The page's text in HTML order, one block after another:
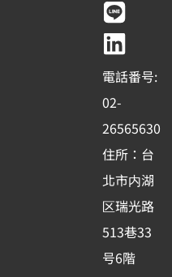
e
b
o
o
k
-
s
q
u
a
r
t
u
b
e
e
k
e
d
i
n
電話番号:
02-
26565630
住所：台
北市内湖
区瑞光路
513巷33
号6階